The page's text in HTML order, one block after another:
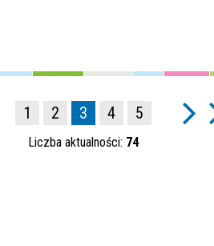
1 2 3 4 5
Liczba aktualności: 74